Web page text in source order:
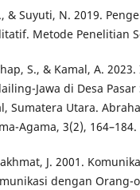
& Suyuti, N. 2019.
Metode Penelitian
S., & Kamal, A.
Jawa di Desa
Sumatera Utara.
Agama, 3(2), 164–184.
J. 2001.
dengan Orang-